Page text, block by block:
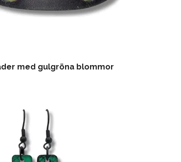
med gulgröna blommor